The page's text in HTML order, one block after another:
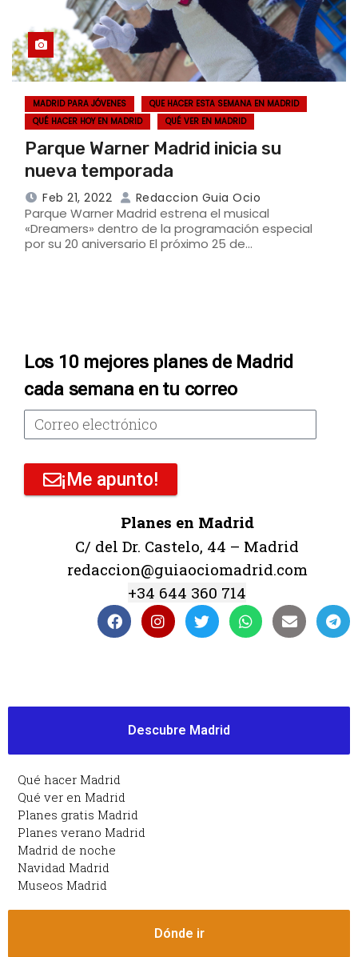
MADRID PARA JÓVENES
QUE HACER ESTA SEMANA EN MADRID
QUÉ HACER HOY EN MADRID
QUÉ VER EN MADRID
Parque Warner Madrid inicia su
nueva temporada
Feb 21, 2022 Redaccion Guia Ocio
Parque Warner Madrid estrena el musical
«Dreamers» dentro de la programación especial
por su 20 aniversario El próximo 25 de…
Los 10 mejores planes de Madrid
cada semana en tu correo
¡Me apunto!
Planes en Madrid
C/ del Dr. Castelo, 44 – Madrid
redaccion@guiaociomadrid.com
+34 644 360 714
Descubre Madrid
Qué hacer Madrid
Qué ver en Madrid
Planes gratis Madrid
Planes verano Madrid
Madrid de noche
Navidad Madrid
Museos Madrid
Dónde ir